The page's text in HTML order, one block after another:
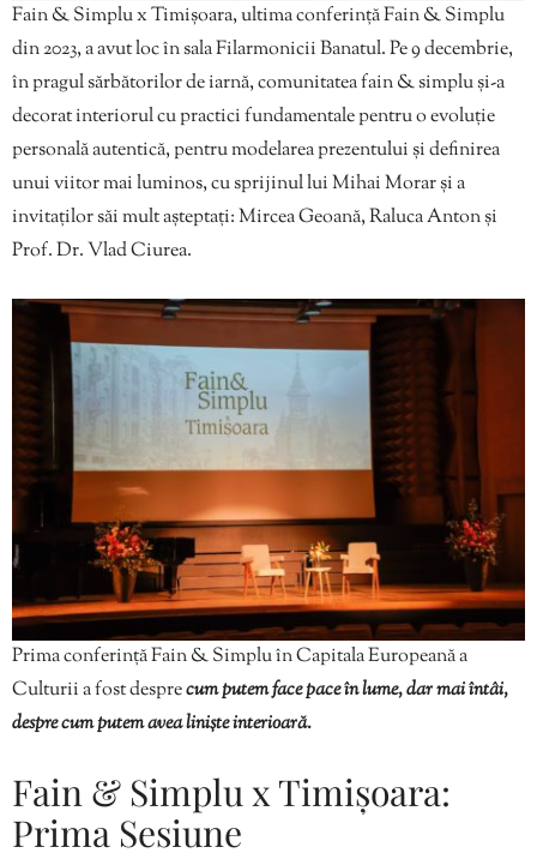
Fain & Simplu x Timișoara, ultima conferință Fain & Simplu
din 2023, a avut loc în sala Filarmonicii Banatul. Pe 9 decembrie,
în pragul sărbătorilor de iarnă, comunitatea fain & simplu și-a
decorat interiorul cu practici fundamentale pentru o evoluție
personală autentică, pentru modelarea prezentului și definirea
unui viitor mai luminos, cu sprijinul lui Mihai Morar și a
invitaților săi mult așteptați: Mircea Geoană, Raluca Anton și
Prof. Dr. Vlad Ciurea.
Prima conferință Fain & Simplu în Capitala Europeană a
Culturii a fost desprecum putem face pace în lume, dar mai întâi,
despre cum putem avea liniște interioară.
Fain & Simplu x Timișoara:
Prima Sesiune